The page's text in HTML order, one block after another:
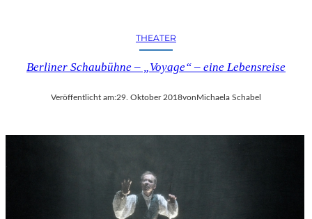
THEATER
Berliner Schaubühne – „Voyage“ – eine Lebensreise
Veröffentlicht am:29. Oktober 2018vonMichaela Schabel